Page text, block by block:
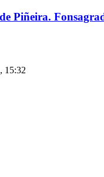
Piñeira.
15:32